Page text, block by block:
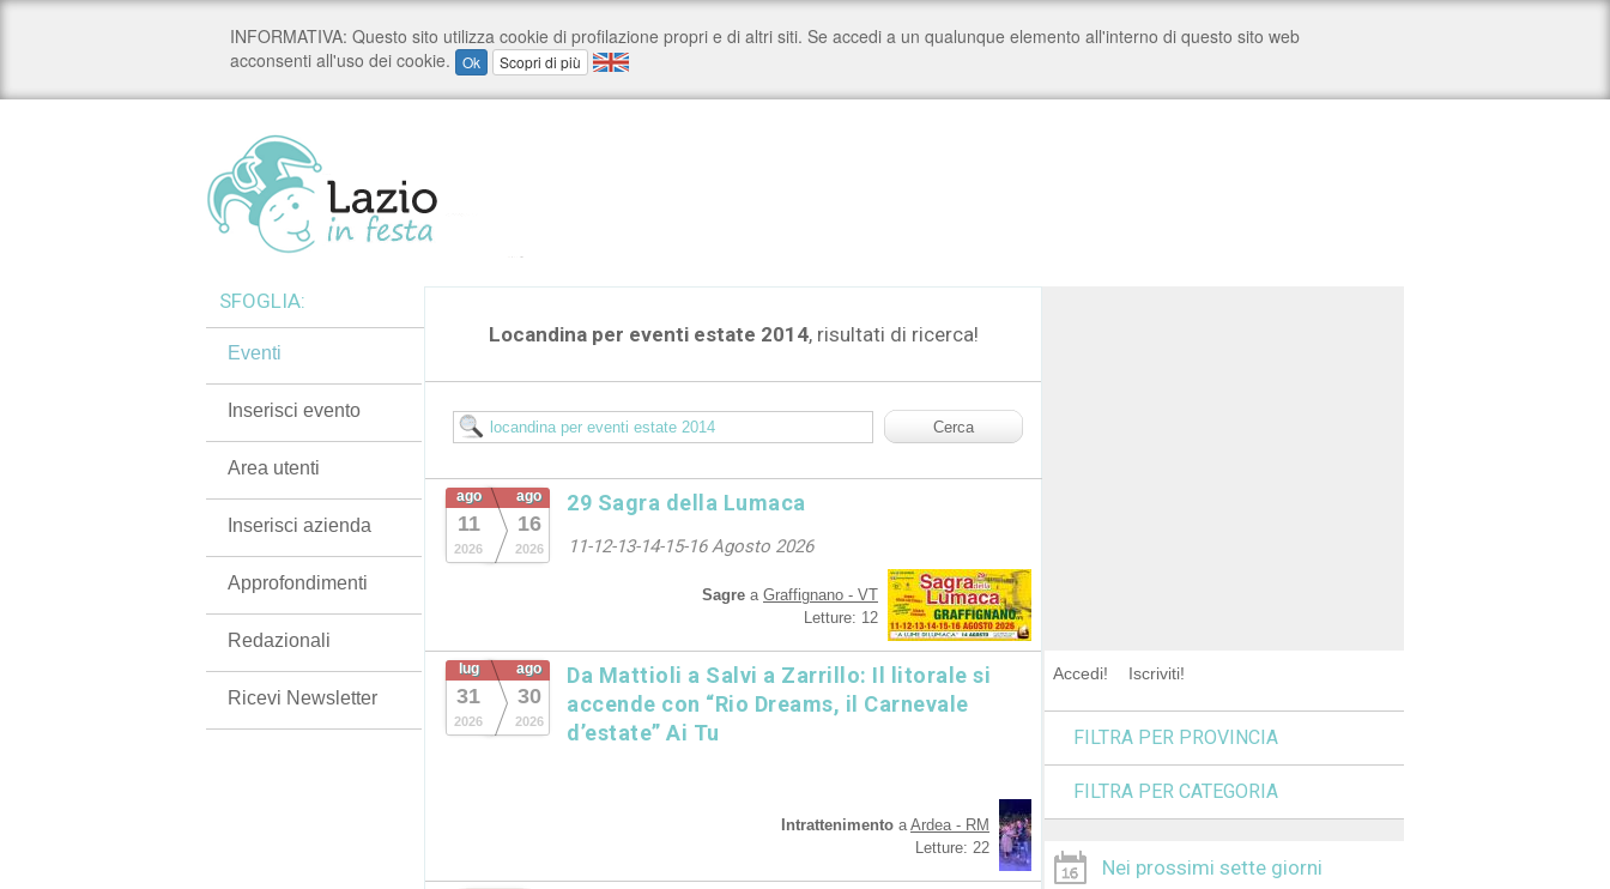
Locandina per eventi estate 2014, risultati di ricerca!
ago
11
2026
ago
16
2026
29 Sagra della Lumaca
11-12-13-14-15-16 Agosto 2026
Sagre a Graffignano - VT
Letture: 12
lug
31
2026
ago
30
2026
Da Mattioli a Salvi a Zarrillo: Il litorale si
accende con “Rio Dreams, il Carnevale
d’estate” Ai Tu
Intrattenimento aArdea - RM
Letture: 22
SFOGLIA:
Eventi
Inserisci evento
Area utenti
Inserisci azienda
Approfondimenti
Redazionali
Ricevi Newsletter
Accedi! Iscriviti!
FILTRA PER PROVINCIA
FILTRA PER CATEGORIA
Nei prossimi sette giorni